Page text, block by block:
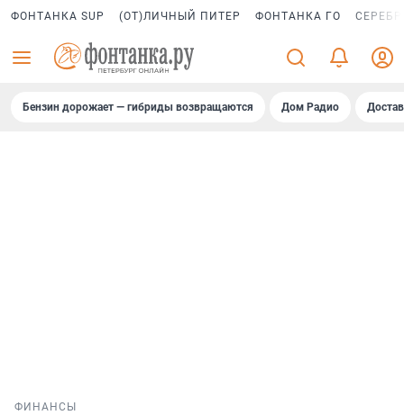
ФОНТАНКА SUP (ОТ)ЛИЧНЫЙ ПИТЕР ФОНТАНКА ГО
Бензин дорожает — гибриды возвращаются Дом Радио
ФИНАНСЫ